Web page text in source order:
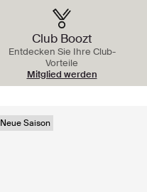
Neue Saison
Club Boozt
Entdecken Sie Ihre Club-
Vorteile
Mitglied werden